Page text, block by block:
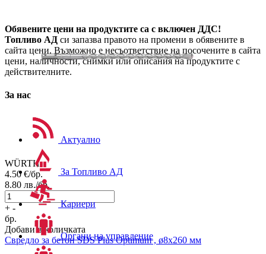
WÜRTH
4.50 €/бр.
8.80 лв./бр.
+ -
бр.
Добави в количката
Свредло за бетон SDS Plus Optimum , ø8x260 мм
Обявените цени на продуктите са с включен ДДС!
Топливо АД си запазва правото на промени в обявените в
сайта цени. Възможно е несъответствие на посочените в сайта
цени, наличности, снимки или описания на продуктите с
действителните.
За нас
Актуално
За Топливо АД
Кариери
Органи на управление